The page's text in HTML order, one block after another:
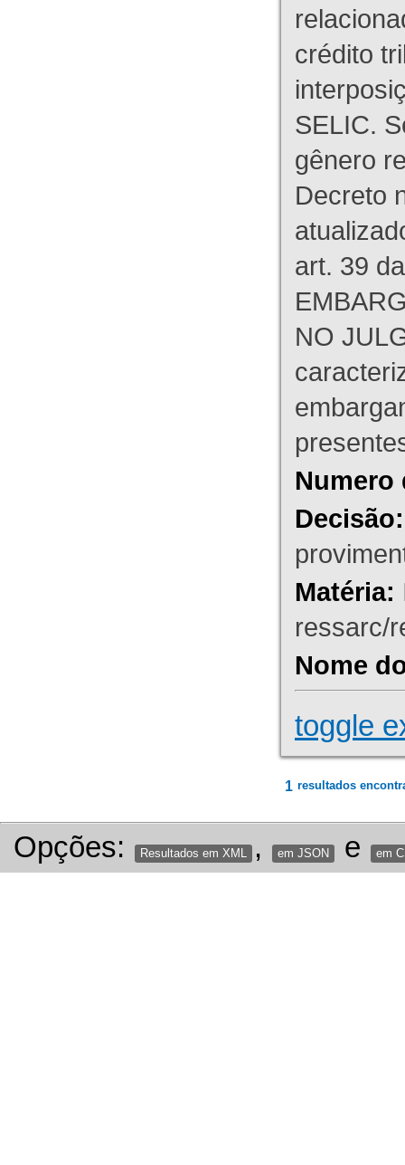
crédito
SELIC.
gênero
Decreto
art. 39
NO
Numero
Decisão:
Matéria:
ressarc/
Nome
toggle
1 resultados
Opções: Resultados em XML , em JSON e em